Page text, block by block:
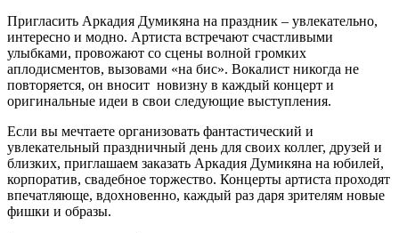
Пригласить Аркадия Думикяна на праздник – увлекательно,
интересно и модно. Артиста встречают счастливыми
улыбками, провожают со сцены волной громких
аплодисментов, вызовами «на бис». Вокалист никогда не
повторяется, он вносит новизну в каждый концерт и
оригинальные идеи в свои следующие выступления.
Если вы мечтаете организовать фантастический и
увлекательный праздничный день для своих коллег, друзей и
близких, приглашаем заказать Аркадия Думикяна на юбилей,
корпоратив, свадебное торжество. Концерты артиста проходят
впечатляюще, вдохновенно, каждый раз даря зрителям новые
фишки и образы.